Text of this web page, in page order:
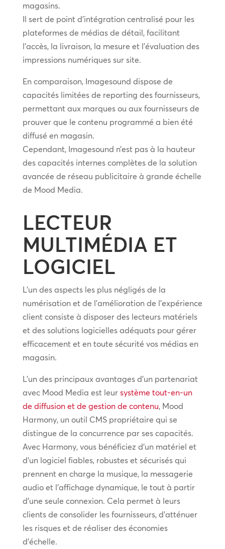
magasins.
Il sert de point d’intégration centralisé pour les
plateformes de médias de détail, facilitant
l’accès, la livraison, la mesure et l’évaluation des
impressions numériques sur site.
En comparaison, Imagesound dispose de
capacités limitées de reporting des fournisseurs,
permettant aux marques ou aux fournisseurs de
prouver que le contenu programmé a bien été
diffusé en magasin.
Cependant, Imagesound n’est pas à la hauteur
des capacités internes complètes de la solution
avancée de réseau publicitaire à grande échelle
de Mood Media.
LECTEUR
MULTIMÉDIA ET
LOGICIEL
L’un des aspects les plus négligés de la
numérisation et de l’amélioration de l’expérience
client consiste à disposer des lecteurs matériels
et des solutions logicielles adéquats pour gérer
efficacement et en toute sécurité vos médias en
magasin.
L’un des principaux avantages d’un partenariat
avec Mood Media est leur système tout-en-un
de diffusion et de gestion de contenu, Mood
Harmony, un outil CMS propriétaire qui se
distingue de la concurrence par ses capacités.
Avec Harmony, vous bénéficiez d’un matériel et
d’un logiciel fiables, robustes et sécurisés qui
prennent en charge la musique, la messagerie
audio et l’affichage dynamique, le tout à partir
d’une seule connexion. Cela permet à leurs
clients de consolider les fournisseurs, d’atténuer
les risques et de réaliser des économies
d’échelle.